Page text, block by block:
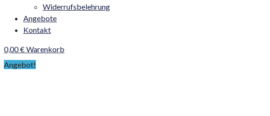
Widerrufsbelehrung
Angebote
Kontakt
0,00€Warenkorb
Angebot!